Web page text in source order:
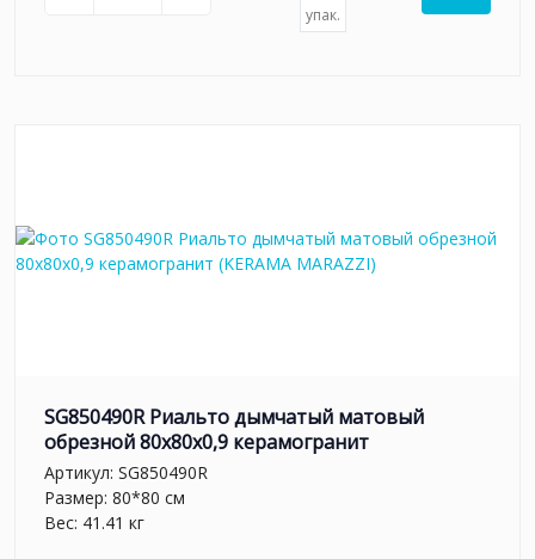
упак.
SG850490R Риальто дымчатый матовый
обрезной 80x80x0,9 керамогранит
Артикул: SG850490R
Размер: 80*80 см
Вес: 41.41 кг